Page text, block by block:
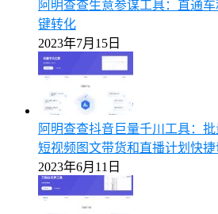
阿明查查生意参谋工具：直通
键转化
2023年7月15日
阿明查查抖音巨量千川工具：
短视频图文带货和直播计划快
2023年6月11日